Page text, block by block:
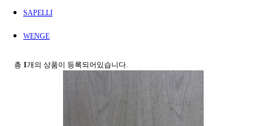
SAPELLI
WENGE
총 1개의 상품이 등록되어있습니다.